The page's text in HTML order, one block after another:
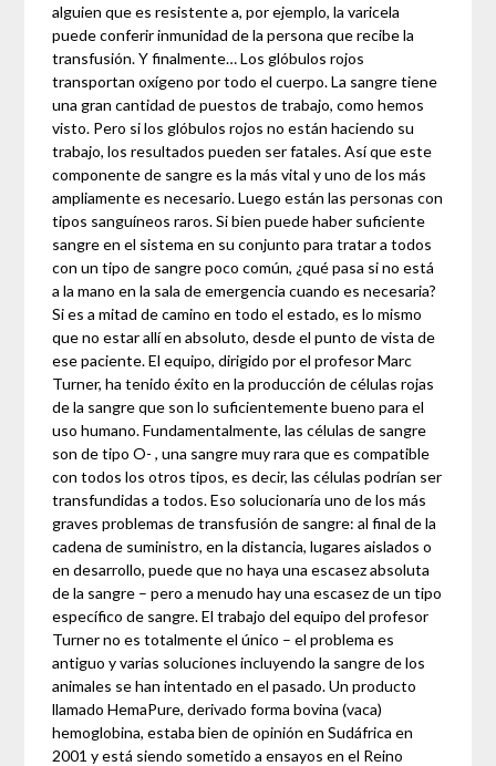
alguien que es resistente a, por ejemplo, la varicela
puede conferir inmunidad de la persona que recibe la
transfusión. Y finalmente… Los glóbulos rojos
transportan oxígeno por todo el cuerpo. La sangre tiene
una gran cantidad de puestos de trabajo, como hemos
visto. Pero si los glóbulos rojos no están haciendo su
trabajo, los resultados pueden ser fatales. Así que este
componente de sangre es la más vital y uno de los más
ampliamente es necesario. Luego están las personas con
tipos sanguíneos raros. Si bien puede haber suficiente
sangre en el sistema en su conjunto para tratar a todos
con un tipo de sangre poco común, ¿qué pasa si no está
a la mano en la sala de emergencia cuando es necesaria?
Si es a mitad de camino en todo el estado, es lo mismo
que no estar allí en absoluto, desde el punto de vista de
ese paciente. El equipo, dirigido por el profesor Marc
Turner, ha tenido éxito en la producción de células rojas
de la sangre que son lo suficientemente bueno para el
uso humano. Fundamentalmente, las células de sangre
son de tipo O- , una sangre muy rara que es compatible
con todos los otros tipos, es decir, las células podrían ser
transfundidas a todos. Eso solucionaría uno de los más
graves problemas de transfusión de sangre: al final de la
cadena de suministro, en la distancia, lugares aislados o
en desarrollo, puede que no haya una escasez absoluta
de la sangre – pero a menudo hay una escasez de un tipo
específico de sangre. El trabajo del equipo del profesor
Turner no es totalmente el único – el problema es
antiguo y varias soluciones incluyendo la sangre de los
animales se han intentado en el pasado. Un producto
llamado HemaPure, derivado forma bovina (vaca)
hemoglobina, estaba bien de opinión en Sudáfrica en
2001 y está siendo sometido a ensayos en el Reino